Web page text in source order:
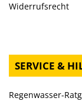
Widerrufsrecht
SERVICE &
Regenwasser-